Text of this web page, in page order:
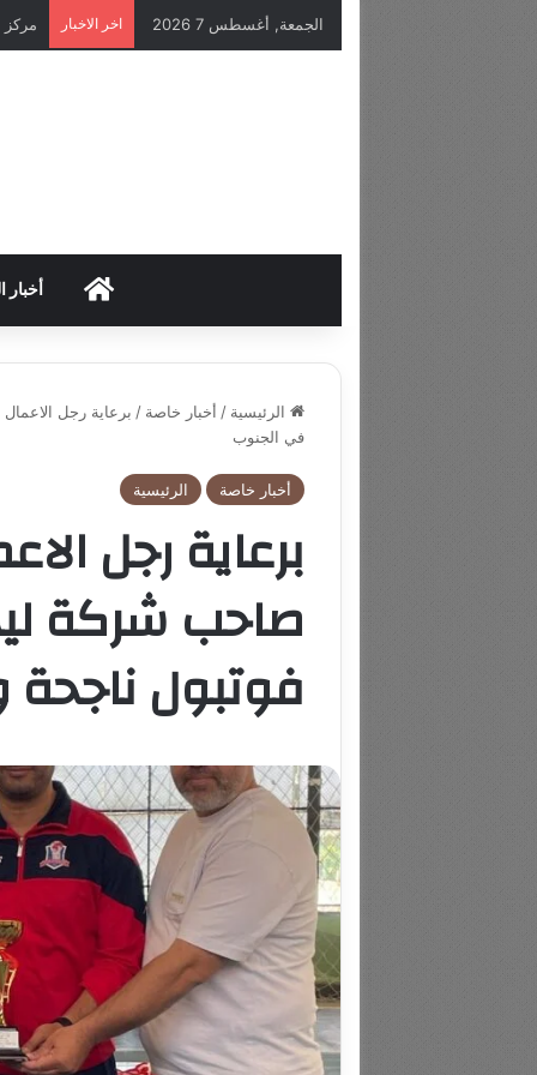
الجمعة, أغسطس 7 2026 اخر الاخبار
HOME أخبار
الرئيسية / أخبار خاصة / برعاية رجل
في الجنوب
أخبار خاصة الرئيسية
برعاية رجل
صاحب شركة
فوتبول